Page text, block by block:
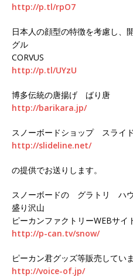
http://p.tl/rpO7
日本人の顔型の特徴を考慮し、
グル
CORVUS
http://p.tl/UYzU
博多伝統の唐揚げ ばり唐
http://barikara.jp/
スノーボードショップ スライ
http://slideline.net/
の提供でお送りします。
スノーボードの グラトリ ハ
盛り沢山
ピーカンファクトリーWEBサイ
http://p-can.tv/snow/
ピーカン君グッズ等販売してい
http://voice-of.jp/